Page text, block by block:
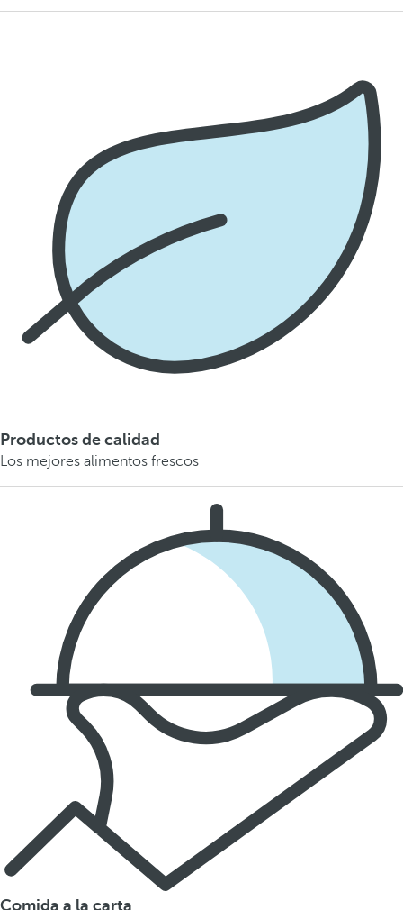
Productos de calidad
Los mejores alimentos frescos
Comida a la carta